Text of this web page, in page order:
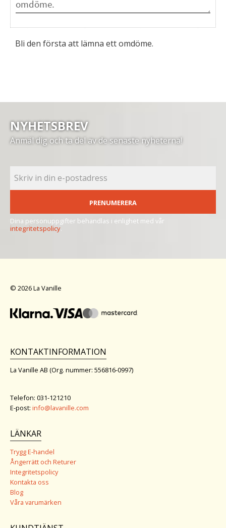
Bli den första att lämna ett omdöme.
NYHETSBREV
Anmäl dig och ta del av de senaste nyheterna!
PRENUMERERA
Dina personuppgifter behandlas i enlighet med vår
integritetspolicy.
© 2026 La Vanille
KONTAKTINFORMATION
La Vanille AB (Org. nummer: 556816-0997)
Telefon: 031-121210
E-post: info@lavanille.com
LÄNKAR
Trygg E-handel
Ångerrätt och Returer
Integritetspolicy
Kontakta oss
Blog
Våra varumärken